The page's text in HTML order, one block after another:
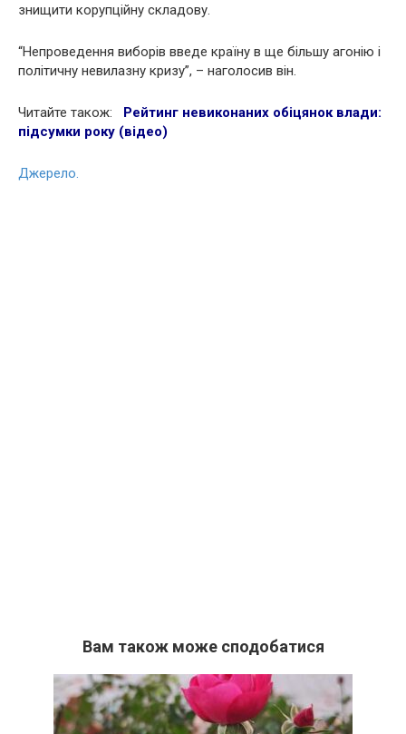
знищити корупційну складову.
“Непроведення виборів введе країну в ще більшу агонію і
політичну невилазну кризу”, – наголосив він.
Читайте також:
Рейтинг невиконаних обіцянок влади:
підсумки року (відео)
Джерело.
Вам також може сподобатися